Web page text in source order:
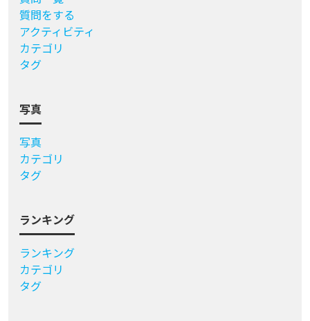
質問をする
アクティビティ
カテゴリ
タグ
写真
写真
カテゴリ
タグ
ランキング
ランキング
カテゴリ
タグ